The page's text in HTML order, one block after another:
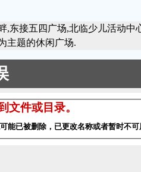
,东接五四广场,北临少儿活动中
主题的休闲广场.